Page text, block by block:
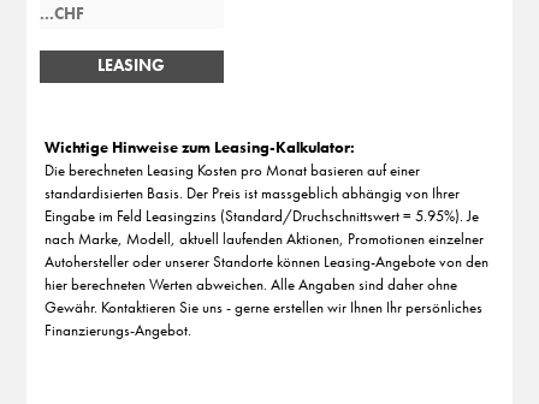
LEASING
BERECHNEN
Wichtige Hinweise zum Leasing-Kalkulator:
Die berechneten Leasing Kosten pro Monat basieren auf einer
standardisierten Basis. Der Preis ist massgeblich abhängig von Ihrer
Eingabe im Feld Leasingzins (Standard/Druchschnittswert = 5.95%). Je
nach Marke, Modell, aktuell laufenden Aktionen, Promotionen einzelner
Autohersteller oder unserer Standorte können Leasing-Angebote von den
hier berechneten Werten abweichen. Alle Angaben sind daher ohne
Gewähr. Kontaktieren Sie uns - gerne erstellen wir Ihnen Ihr persönliches
Finanzierungs-Angebot.